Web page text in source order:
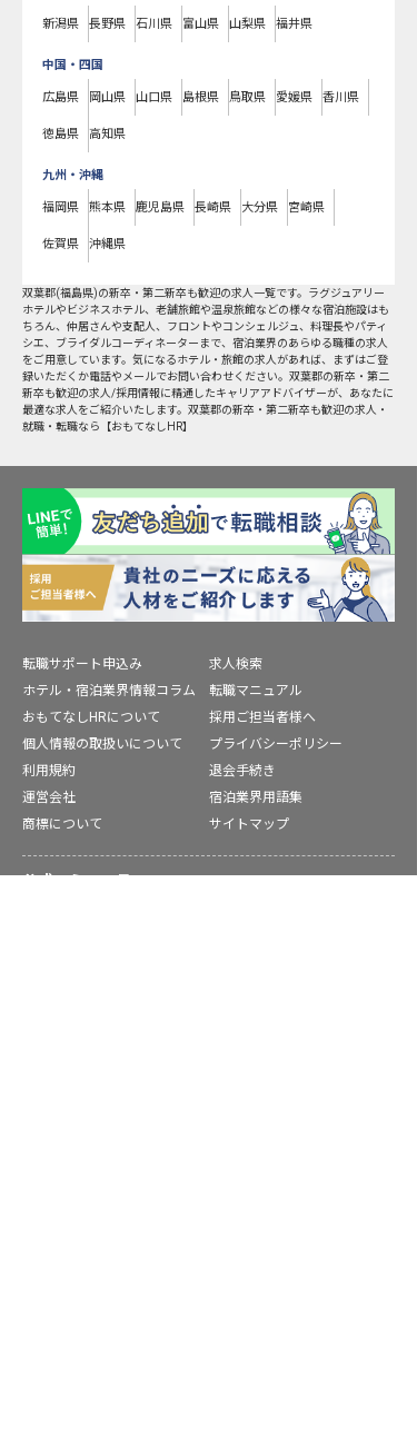
新潟県 長野県 石川県 富山県 山梨県 福井県
中国・四国
広島県 岡山県 山口県 島根県 鳥取県 愛媛県 香川県
徳島県 高知県
九州・沖縄
福岡県 熊本県 鹿児島県 長崎県 大分県 宮崎県
佐賀県 沖縄県
双葉郡(福島県)の新卒・第二新卒も歓迎の求人一覧です。ラグジュアリー
ホテルやビジネスホテル、老舗旅館や温泉旅館などの様々な宿泊施設はも
ちろん、仲居さんや支配人、フロントやコンシェルジュ、料理長やパティ
シエ、ブライダルコーディネーターまで、宿泊業界のあらゆる職種の求人
をご用意しています。気になるホテル・旅館の求人があれば、まずはご登
録いただくか電話やメールでお問い合わせください。双葉郡の新卒・第二
新卒も歓迎の求人/採用情報に精通したキャリアアドバイザーが、あなたに
最適な求人をご紹介いたします。双葉郡の新卒・第二新卒も歓迎の求人・
就職・転職なら【おもてなしHR】
転職サポート申込み
求人検索
ホテル・宿泊業界情報コラム
転職マニュアル
おもてなしHRについて
採用ご担当者様へ
個人情報の取扱いについて
プライバシーポリシー
利用規約
退会手続き
運営会社
宿泊業界用語集
商標について
サイトマップ
公式コミュニティ